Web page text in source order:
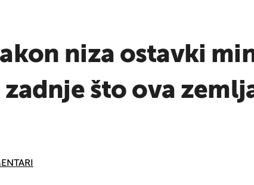
niza ostavki
što ova